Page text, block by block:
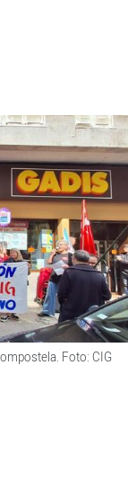
Foto: CIG